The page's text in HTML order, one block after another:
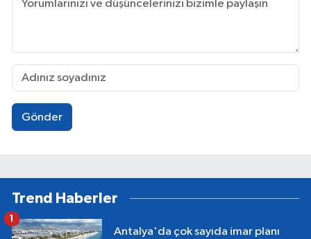
Gönder
Trend Haberler
Antalya'da çok sayıda imar planı
1